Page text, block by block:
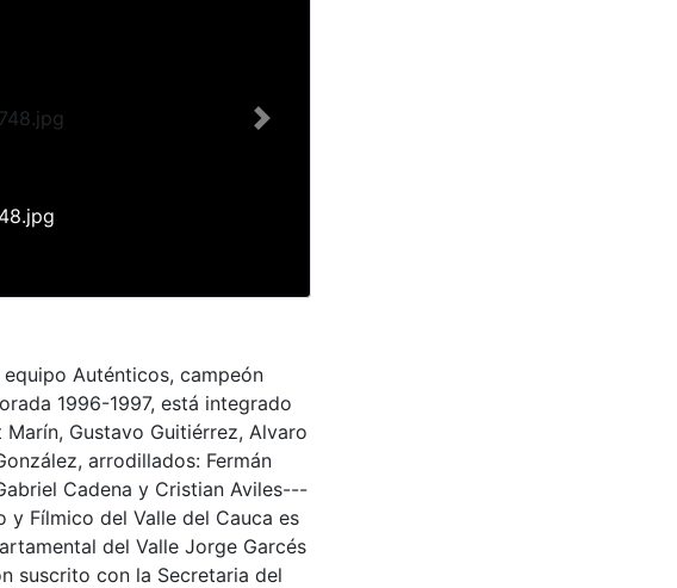
Next
Auténticos, campeón
1996-1997, está integrado
Gustavo Guitiérrez, Alvaro
arrodillados: Fermán
Cadena y Cristian Aviles---
Fílmico del Valle del Cauca es
del Valle Jorge Garcés
suscrito con la Secretaria del